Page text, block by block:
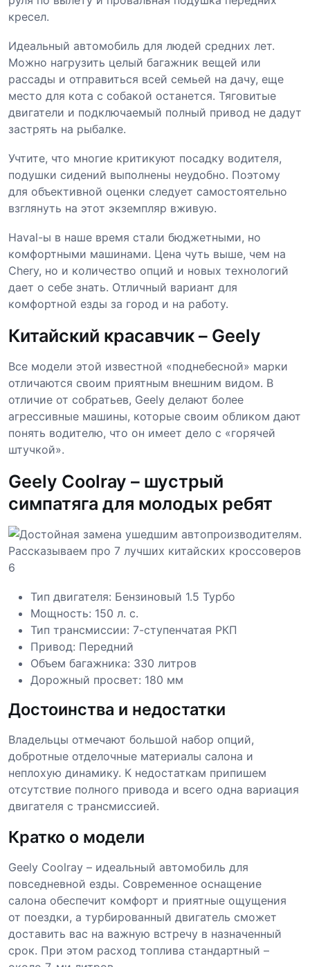
кресел.
Идеальный автомобиль для людей средних лет.
Можно нагрузить целый багажник вещей или
рассады и отправиться всей семьей на дачу, еще
место для кота с собакой останется. Тяговитые
двигатели и подключаемый полный привод не дадут
застрять на рыбалке.
Учтите, что многие критикуют посадку водителя,
подушки сидений выполнены неудобно. Поэтому
для объективной оценки следует самостоятельно
взглянуть на этот экземпляр вживую.
Haval-ы в наше время стали бюджетными, но
комфортными машинами. Цена чуть выше, чем на
Chery, но и количество опций и новых технологий
дает о себе знать. Отличный вариант для
комфортной езды за город и на работу.
Китайский красавчик – Geely
Все модели этой известной «поднебесной» марки
отличаются своим приятным внешним видом. В
отличие от собратьев, Geely делают более
агрессивные машины, которые своим обликом дают
понять водителю, что он имеет дело с «горячей
штучкой».
Geely Coolray – шустрый
симпатяга для молодых ребят
Тип двигателя: Бензиновый 1.5 Турбо
Мощность: 150 л. с.
Тип трансмиссии: 7-ступенчатая РКП
Привод: Передний
Объем багажника: 330 литров
Дорожный просвет: 180 мм
Достоинства и недостатки
Владельцы отмечают большой набор опций,
добротные отделочные материалы салона и
неплохую динамику. К недостаткам припишем
отсутствие полного привода и всего одна вариация
двигателя с трансмиссией.
Кратко о модели
Geely Coolray – идеальный автомобиль для
повседневной езды. Современное оснащение
салона обеспечит комфорт и приятные ощущения
от поездки, а турбированный двигатель сможет
доставить вас на важную встречу в назначенный
срок. При этом расход топлива стандартный –